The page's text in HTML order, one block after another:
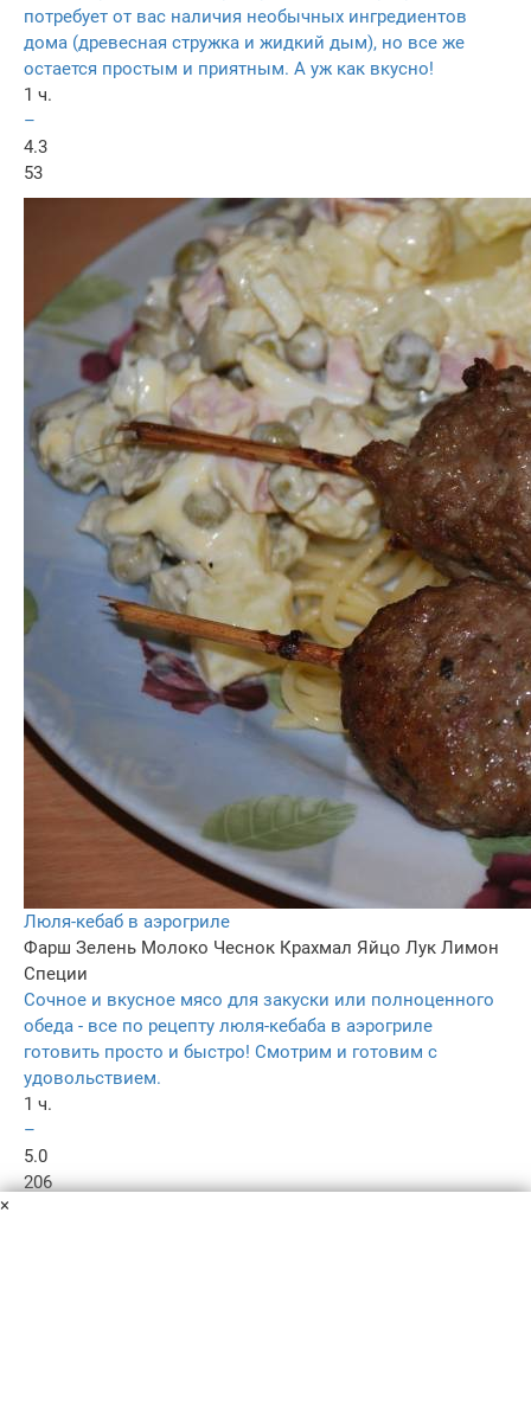
потребует от вас наличия необычных ингредиентов
дома (древесная стружка и жидкий дым), но все же
остается простым и приятным. А уж как вкусно!
1 ч.
–
4.3
53
Люля-кебаб в аэрогриле
Фарш Зелень Молоко Чеснок Крахмал Яйцо Лук Лимон
Специи
Сочное и вкусное мясо для закуски или полноценного
обеда - все по рецепту люля-кебаба в аэрогриле
готовить просто и быстро! Смотрим и готовим с
удовольствием.
1 ч.
–
5.0
206
×